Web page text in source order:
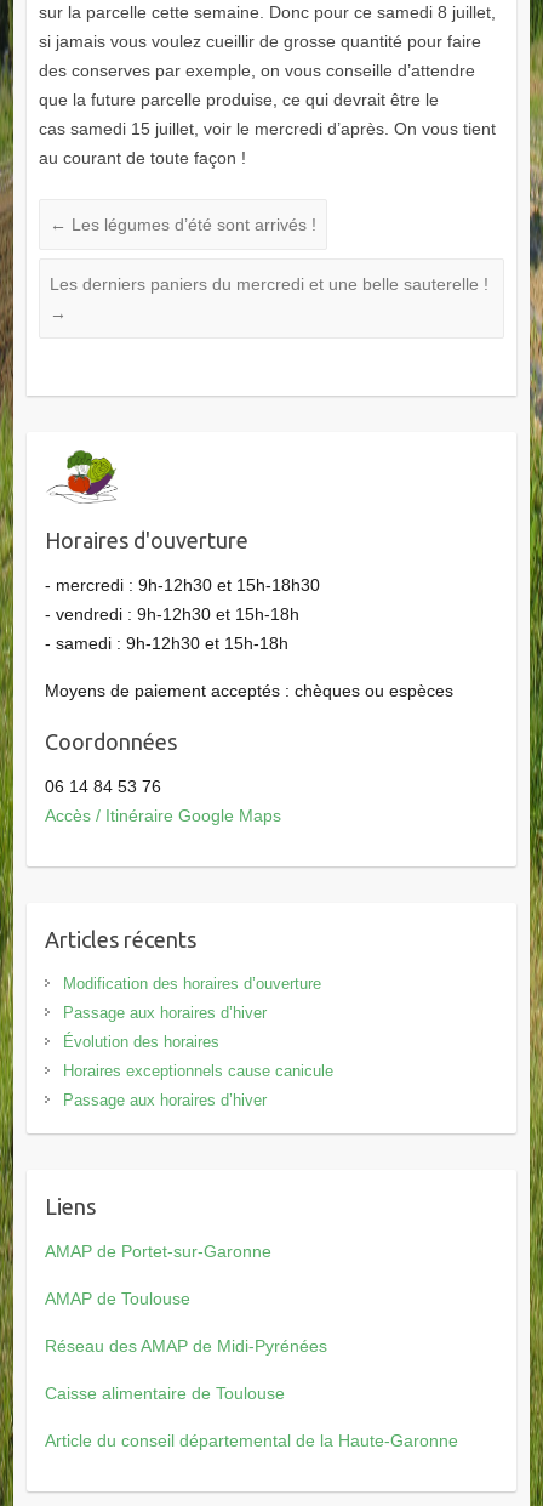
sur la parcelle cette semaine. Donc pour ce samedi 8 juillet,
si jamais vous voulez cueillir de grosse quantité pour faire
des conserves par exemple, on vous conseille d’attendre
que la future parcelle produise, ce qui devrait être le
cas samedi 15 juillet, voir le mercredi d’après. On vous tient
au courant de toute façon !
← Les légumes d’été sont arrivés !
Les derniers paniers du mercredi et une belle sauterelle !
→
Horaires d'ouverture
- mercredi : 9h-12h30 et 15h-18h30
- vendredi : 9h-12h30 et 15h-18h
- samedi : 9h-12h30 et 15h-18h
Moyens de paiement acceptés : chèques ou espèces
Coordonnées
06 14 84 53 76
Accès / Itinéraire Google Maps
Articles récents
Modification des horaires d’ouverture
Passage aux horaires d’hiver
Évolution des horaires
Horaires exceptionnels cause canicule
Passage aux horaires d’hiver
Liens
AMAP de Portet-sur-Garonne
AMAP de Toulouse
Réseau des AMAP de Midi-Pyrénées
Caisse alimentaire de Toulouse
Article du conseil départemental de la Haute-Garonne